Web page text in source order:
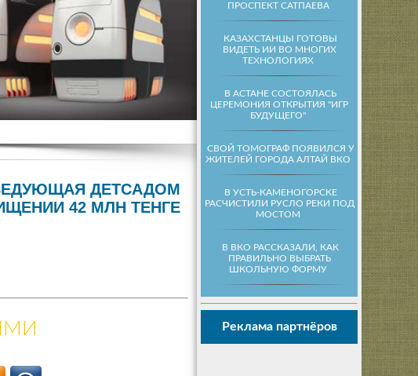
ПРОСПЕКТ САТПАЕВА
КАЗАХСТАНЦЫ ГОТОВЫ
ВИДЕТЬ ИИ ВО МНОГИХ
ТЕХНОЛОГИЯХ
В АСТАНЕ СОСТОЯЛАСЬ
ЦЕРЕМОНИЯ ОТКРЫТИЯ "ИГР
БУДУЩЕГО"
СВОЙ ТОМОГРАФ ПОЯВИЛСЯ У
ЖИТЕЛЕЙ ГОРОДА АЛТАЙ ВКО
В УСТЬ-КАМЕНОГОРСКЕ
РАСЧИСТИЛИ РУСЛО РЕКИ ПОД
МОСТОМ
В ВКО РАССКАЗАЛИ, КАК
ПРАВИЛЬНО ВЫБРАТЬ
ШКОЛЬНУЮ ФОРМУ
Реклама партнёров
ДЕТСАДОМ
42 МЛН ТЕНГЕ